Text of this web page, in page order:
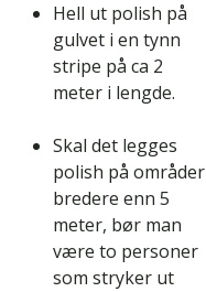
Hell ut polish på
gulvet i en tynn
stripe på ca 2
meter i lengde.
Skal det legges
polish på områder
bredere enn 5
meter, bør man
være to personer
som stryker ut